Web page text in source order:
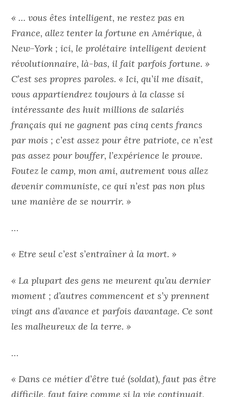
« … vous êtes intelligent, ne restez pas en
France, allez tenter la fortune en Amérique, à
New-York ; ici, le prolétaire intelligent devient
révolutionnaire, là-bas, il fait parfois fortune. »
C’est ses propres paroles. « Ici, qu’il me disait,
vous appartiendrez toujours à la classe si
intéressante des huit millions de salariés
français qui ne gagnent pas cinq cents francs
par mois ; c’est assez pour être patriote, ce n’est
pas assez pour bouffer, l’expérience le prouve.
Foutez le camp, mon ami, autrement vous allez
devenir communiste, ce qui n’est pas non plus
une manière de se nourrir. »
…
« Etre seul c’est s’entraîner à la mort. »
« La plupart des gens ne meurent qu’au dernier
moment ; d’autres commencent et s’y prennent
vingt ans d’avance et parfois davantage. Ce sont
les malheureux de la terre. »
…
« Dans ce métier d’être tué (soldat), faut pas être
difficile, faut faire comme si la vie continuait,